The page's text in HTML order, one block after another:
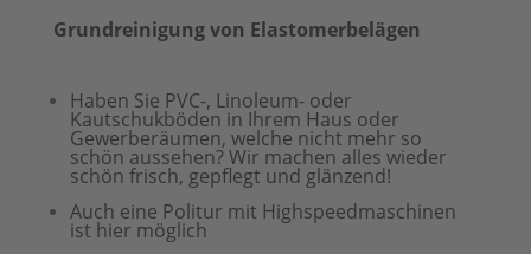
Grundreinigung von Elastomerbelägen
Haben Sie PVC-, Linoleum- oder
Kautschukböden in Ihrem Haus oder
Gewerberäumen, welche nicht mehr so
schön aussehen? Wir machen alles wieder
schön frisch, gepflegt und glänzend!
Auch eine Politur mit Highspeedmaschinen
ist hier möglich